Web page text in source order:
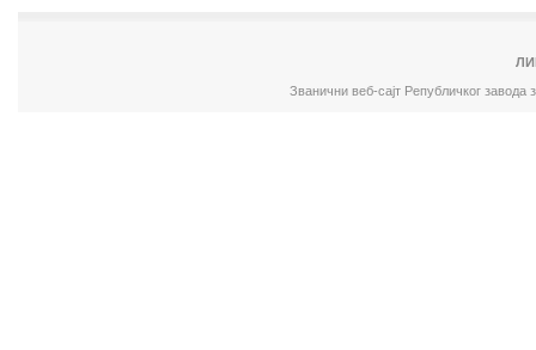
Званични веб-сајт Републичког